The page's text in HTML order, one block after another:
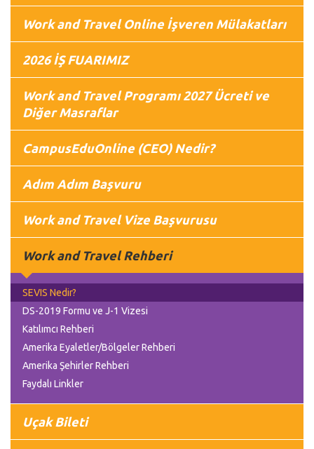
Work and Travel Online İşveren Mülakatları
2026 İŞ FUARIMIZ
Work and Travel Programı 2027 Ücreti ve
Diğer Masraflar
CampusEduOnline (CEO) Nedir?
Adım Adım Başvuru
Work and Travel Vize Başvurusu
Work and Travel Rehberi
SEVIS Nedir?
DS-2019 Formu ve J-1 Vizesi
Katılımcı Rehberi
Amerika Eyaletler/Bölgeler Rehberi
Amerika Şehirler Rehberi
Faydalı Linkler
Uçak Bileti